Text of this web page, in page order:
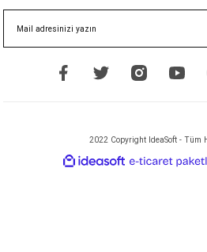
2022 Copyright IdeaSoft - Tüm
ideasoft